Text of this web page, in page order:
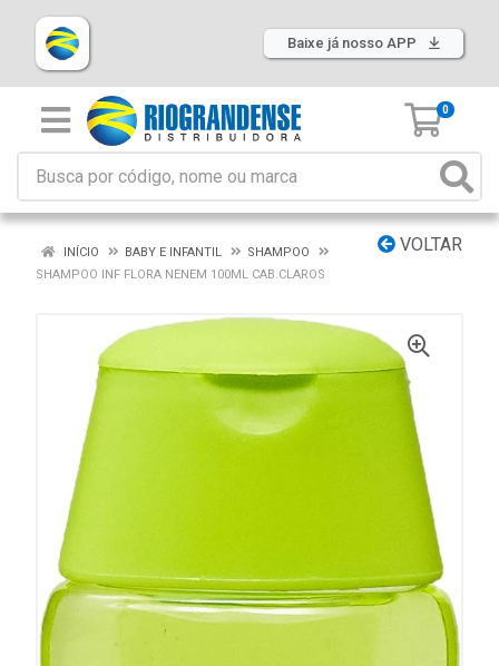
Baixe já nosso APP
0
VOLTAR
INÍCIO BABY E INFANTIL
SHAMPOO
SHAMPOO INF FLORA NENEM 100ML CAB.CLAROS